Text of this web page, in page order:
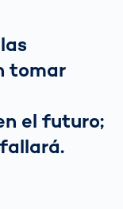
tomar
el futuro;